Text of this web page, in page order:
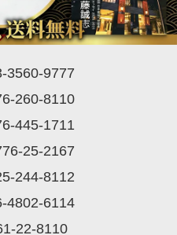
3560-9777
260-8110
445-1711
25-2167
244-8112
4802-6114
22-8110